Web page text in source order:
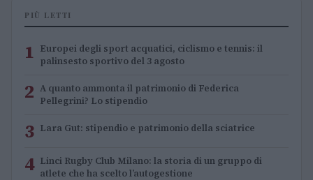
PIÙ LETTI
1 Europei degli sport acquatici, ciclismo e tennis: il
palinsesto sportivo del 3 agosto
2 A quanto ammonta il patrimonio di Federica
Pellegrini? Lo stipendio
3 Lara Gut: stipendio e patrimonio della sciatrice
4 Linci Rugby Club Milano: la storia di un gruppo di
atlete che ha scelto l’autogestione